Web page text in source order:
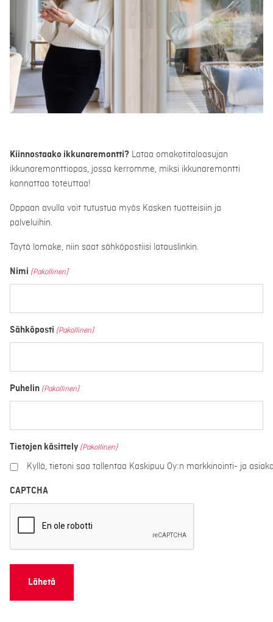
Kiinnostaako ikkunaremontti? Lataa omakotitaloasujan
ikkunaremonttiopas, jossa kerromme, miksi ikkunaremontti
kannattaa toteuttaa!
Oppaan avulla voit tutustua myös Kasken tuotteisiin ja
palveluihin.
Täytä lomake, niin saat sähköpostiisi latauslinkin.
Nimi (Pakollinen)
Sähköposti (Pakollinen)
Puhelin (Pakollinen)
Tietojen käsittely (Pakollinen)
Kyllä, tietoni saa tallentaa Kaskipuu Oy:n markkinointi- ja
CAPTCHA